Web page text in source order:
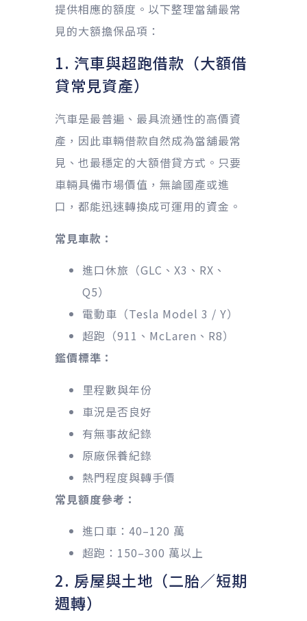
提供相應的額度。以下整理當舖最常
見的大額擔保品項：
1. 汽車與超跑借款（大額借
貸常見資產）
汽車是最普遍、最具流通性的高價資
產，因此車輛借款自然成為當舖最常
見、也最穩定的大額借貸方式。只要
車輛具備市場價值，無論國產或進
口，都能迅速轉換成可運用的資金。
常見車款：
進口休旅（GLC、X3、RX、
Q5）
電動車（Tesla Model 3 / Y）
超跑（911、McLaren、R8）
鑑價標準：
里程數與年份
車況是否良好
有無事故紀錄
原廠保養紀錄
熱門程度與轉手價
常見額度參考：
進口車：40–120 萬
超跑：150–300 萬以上
2. 房屋與土地（二胎／短期
週轉）